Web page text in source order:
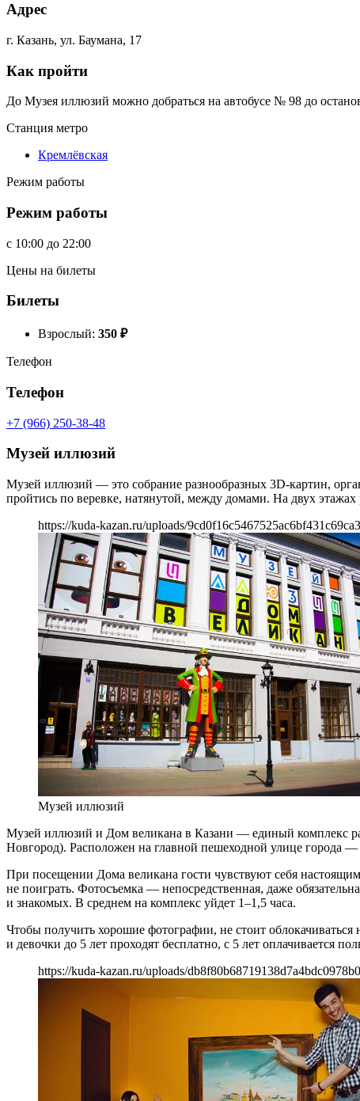
Адрес
г. Казань, ул. Баумана, 17
Как пройти
До Музея иллюзий можно добраться на автобусе № 98 до
Станция метро
Кремлёвская
Режим работы
Режим работы
c 10:00 до 22:00
Цены на билеты
Билеты
Взрослый: 350 ₽
Телефон
Телефон
+7 (966) 250-38-48
Музей иллюзий
Музей иллюзий — это собрание разнообразных 3D-картин,
пройтись по веревке, натянутой, между домами. На двух этажах
https://kuda-kazan.ru/uploads/
Музей иллюзий
Музей иллюзий и Дом великана в Казани — единый комплекс
Новгород). Расположен на главной пешеходной улице города
При посещении Дома великана гости чувствуют себя
не поиграть. Фотосъемка — непосредственная, даже
и знакомых. В среднем на комплекс уйдет 1–1,5 часа.
Чтобы получить хорошие фотографии, не стоит
и девочки до 5 лет проходят бесплатно, с 5 лет оплачивается
https://kuda-kazan.ru/uploads/